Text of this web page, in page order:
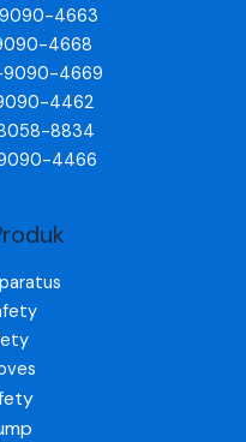
9090-4663
4668
9090-4669
4462
8834
4466